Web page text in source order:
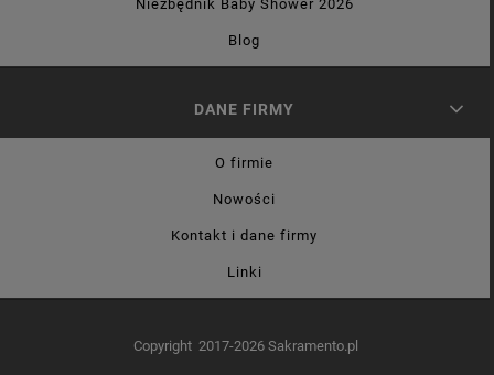
Niezbędnik Baby Shower 2026
Blog
DANE FIRMY
O firmie
Nowości
Kontakt i dane firmy
Linki
Copyright 2017-2026 Sakramento.pl